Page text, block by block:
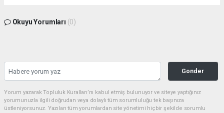
Okuyu Yorumları (0)
Gonder
Yorum yazarak Topluluk Kuralları’nı kabul etmiş bulunuyor ve siteye yaptığınız
yorumunuzla ilgili doğrudan veya dolaylı tüm sorumluluğu tek başınıza
üstleniyorsunuz. Yazılan tüm yorumlardan site yönetimi hiçbir şekilde sorumlu